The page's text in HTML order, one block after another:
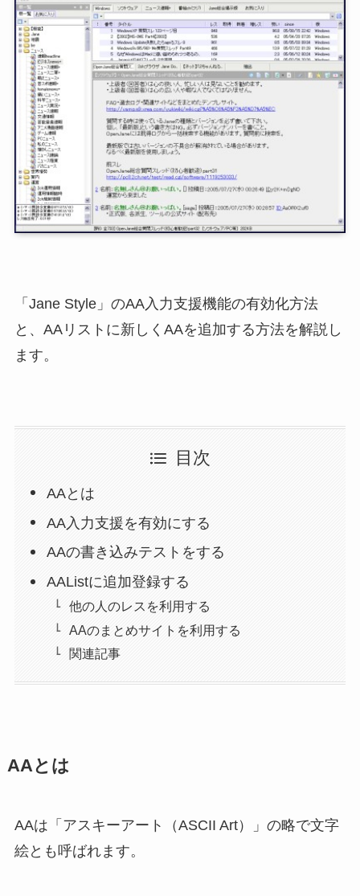
「Jane Style」のAA入力支援機能の有効化方法
と、AAリストに新しくAAを追加する方法を解説し
ます。
目次
AAとは
AA入力支援を有効にする
AAの書き込みテストをする
AAListに追加登録する
他の人のレスを利用する
AAのまとめサイトを利用する
関連記事
AAとは
AAは「アスキーアート（ASCII Art）」の略で文字
絵とも呼ばれます。